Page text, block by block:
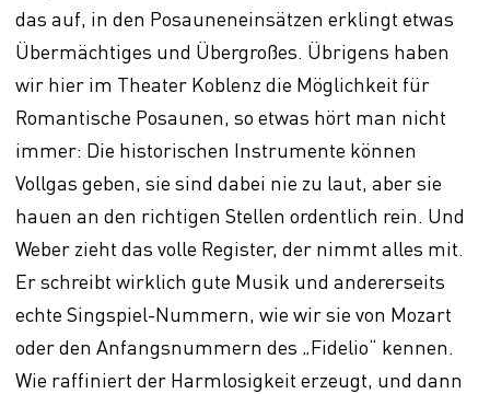
das auf, in den Posauneneinsätzen erklingt etwas
Übermächtiges und Übergroßes. Übrigens haben
wir hier im Theater Koblenz die Möglichkeit für
Romantische Posaunen, so etwas hört man nicht
immer: Die historischen Instrumente können
Vollgas geben, sie sind dabei nie zu laut, aber sie
hauen an den richtigen Stellen ordentlich rein. Und
Weber zieht das volle Register, der nimmt alles mit.
Er schreibt wirklich gute Musik und andererseits
echte Singspiel-Nummern, wie wir sie von Mozart
oder den Anfangsnummern des „Fidelio“ kennen.
Wie raffiniert der Harmlosigkeit erzeugt, und dann